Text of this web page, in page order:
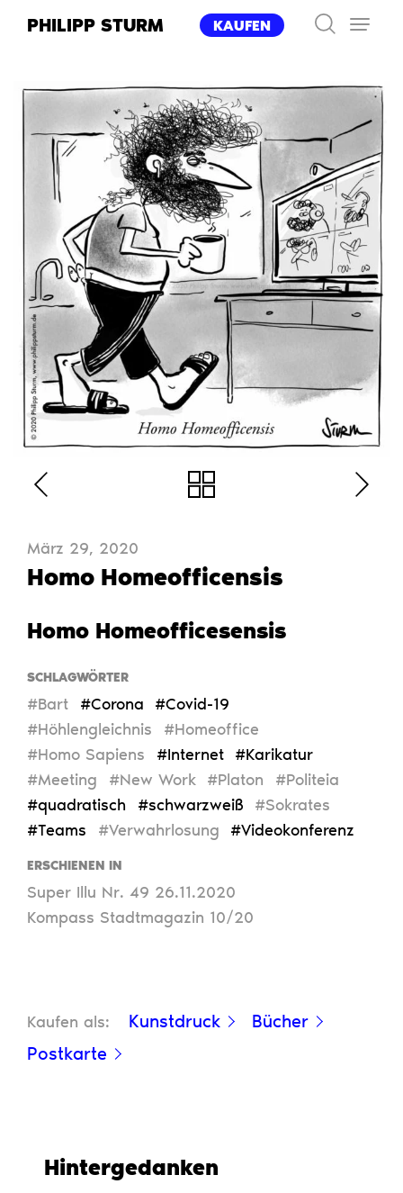
InhaltPHILIPP STURM KAUFEN
März 29, 2020
Homo Homeofficensis
Homo Homeofficesensis
SCHLAGWÖRTER
#Bart #Corona
#Covid-19
#Höhlengleichnis
#Homeoffice
#Homo Sapiens
#Internet
#Karikatur
#Meeting
#New Work #Platon
#Politeia
#quadratisch
#schwarzweiß
#Sokrates
#Teams
#Verwahrlosung #Videokonferenz
ERSCHIENEN IN
Super Illu Nr. 49 26.11.2020
Kompass Stadtmagazin 10/20
Kaufen als: Kunstdruck
Bücher
Postkarte
Hintergedanken